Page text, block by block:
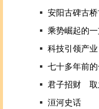
安阳古碑古
乘势崛起的
科技引领产
七十多年前
君子招财 取
洹河史话